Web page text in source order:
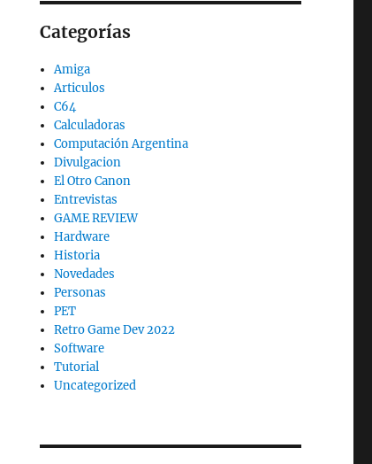
Categorías
Amiga
Articulos
C64
Calculadoras
Computación Argentina
Divulgacion
El Otro Canon
Entrevistas
GAME REVIEW
Hardware
Historia
Novedades
Personas
PET
Retro Game Dev 2022
Software
Tutorial
Uncategorized